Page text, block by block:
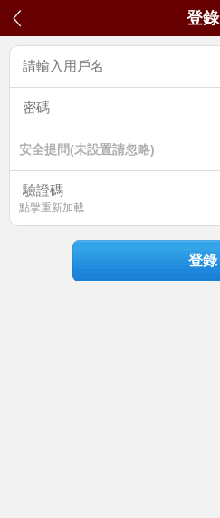
登錄
安全提問(未設置請忽略)
點擊重新加載
登錄